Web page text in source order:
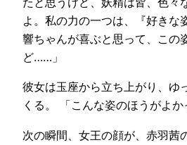
よ。私の力の一つは、『好きな
響ちゃんが喜ぶと思って、この
ど……」
彼女は玉座から立ち上がり、ゆ
くる。 「こんな姿のほうがよか
次の瞬間、女王の顔が、赤羽茜